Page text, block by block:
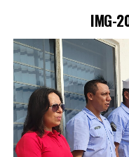
IMG-